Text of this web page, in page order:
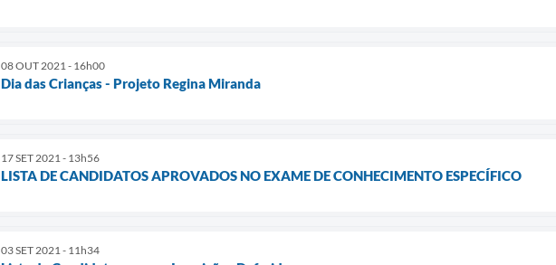
08 OUT 2021 - 16h00
Dia das Crianças - Projeto Regina Miranda
17 SET 2021 - 13h56
LISTA DE CANDIDATOS APROVADOS NO EXAME DE CONHECIMENTO ESPECÍFICO
03 SET 2021 - 11h34